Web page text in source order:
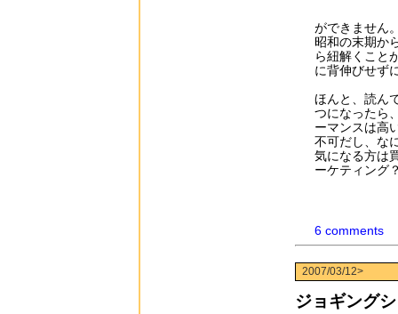
ができません
昭和の末期か
ら紐解くこと
に背伸びせず
ほんと、読ん
つになったら
ーマンスは高
不可だし、な
気になる方は
ーケティング
6 comments
2007/03/12>
ジョギング